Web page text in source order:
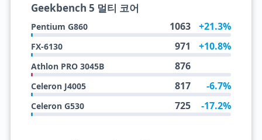
Geekbench 5 멀티 코어
Pentium G860 1063 +21.3%
FX-6130 971 +10.8%
Athlon PRO 3045B 876
Celeron J4005 817 -6.7%
Celeron G530 725 -17.2%